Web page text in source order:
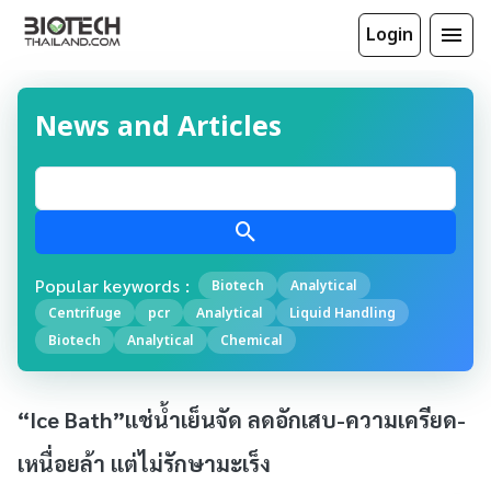
Login
News and Articles
Popular keywords : Biotech
Analytical
Centrifuge
pcr Analytical
Liquid Handling
Biotech
Analytical Chemical
“Ice Bath”แช่น้ำเย็นจัด ลดอักเสบ-ความเครียด-
เหนื่อยล้า แต่ไม่รักษามะเร็ง